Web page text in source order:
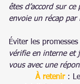
êtes d’accord sur
envoie un récap par
Éviter les
vérifie en interne et
vous avec une
À retenir :